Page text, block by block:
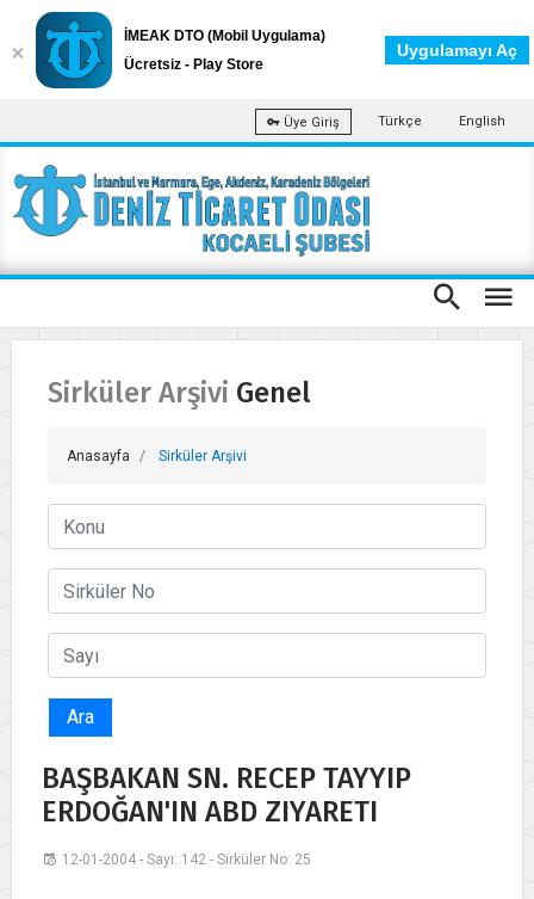
Üye Giriş Türkçe English
Sirküler Arşivi Genel
Anasayfa Sirküler Arşivi
Ara
BAŞBAKAN SN. RECEP TAYYIP
ERDOĞAN'IN ABD ZIYARETI
12-01-2004 - Sayı: 142 - Sirküler No: 25
İMEAK DTO (Mobil Uygulama)
Ücretsiz - Play Store
Uygulamayı Aç